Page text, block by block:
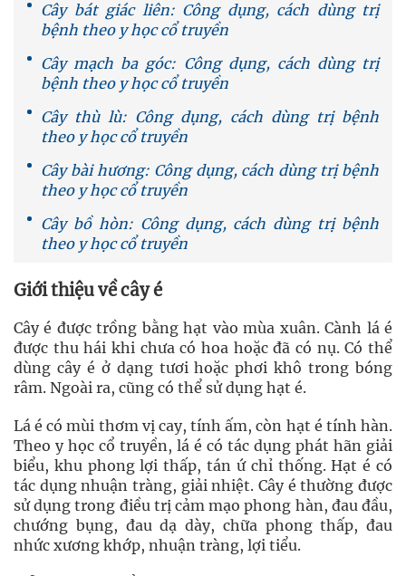
Cây bát giác liên: Công dụng, cách dùng trị
bệnh theo y học cổ truyền
Cây mạch ba góc: Công dụng, cách dùng trị
bệnh theo y học cổ truyền
Cây thù lù: Công dụng, cách dùng trị bệnh
theo y học cổ truyền
Cây bài hương: Công dụng, cách dùng trị bệnh
theo y học cổ truyền
Cây bồ hòn: Công dụng, cách dùng trị bệnh
theo y học cổ truyền
Giới thiệu về cây é
Cây é được trồng bằng hạt vào mùa xuân. Cành lá é
được thu hái khi chưa có hoa hoặc đã có nụ. Có thể
dùng cây é ở dạng tươi hoặc phơi khô trong bóng
râm. Ngoài ra, cũng có thể sử dụng hạt é.
Lá é có mùi thơm vị cay, tính ấm, còn hạt é tính hàn.
Theo y học cổ truyền, lá é có tác dụng phát hãn giải
biểu, khu phong lợi thấp, tán ứ chỉ thống. Hạt é có
tác dụng nhuận tràng, giải nhiệt. Cây é thường được
sử dụng trong điều trị cảm mạo phong hàn, đau đầu,
chướng bụng, đau dạ dày, chữa phong thấp, đau
nhức xương khớp, nhuận tràng, lợi tiểu.